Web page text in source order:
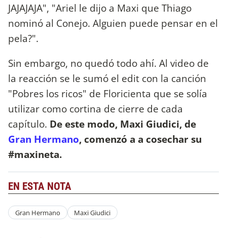
JAJAJAJA", "Ariel le dijo a Maxi que Thiago
nominó al Conejo. Alguien puede pensar en el
pela?".
Sin embargo, no quedó todo ahí. Al video de
la reacción se le sumó el edit con la canción
"Pobres los ricos" de Floricienta que se solía
utilizar como cortina de cierre de cada
capítulo. De este modo, Maxi Giudici, de
Gran Hermano, comenzó a a cosechar su
#maxineta.
EN ESTA NOTA
Gran Hermano Maxi Giudici